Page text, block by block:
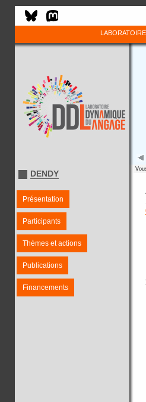
LABORATOIRE
DENDY
Présentation
Participants
Thèmes et actions
Publications
Financements